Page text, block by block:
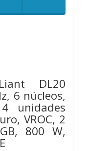
DL20
6 núcleos,
unidades
VROC, 2
800 W,